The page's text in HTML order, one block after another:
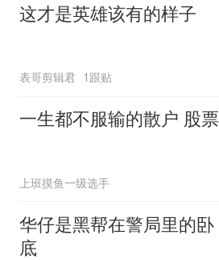
这才是英雄该有的样子
表哥剪辑君 1跟贴
一生都不服输的散户 股票
上班摸鱼一级选手
华仔是黑帮在警局里的卧
底